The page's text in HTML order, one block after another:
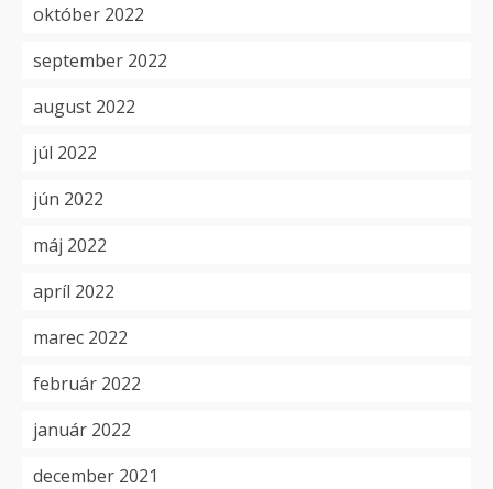
október 2022
september 2022
august 2022
júl 2022
jún 2022
máj 2022
apríl 2022
marec 2022
február 2022
január 2022
december 2021